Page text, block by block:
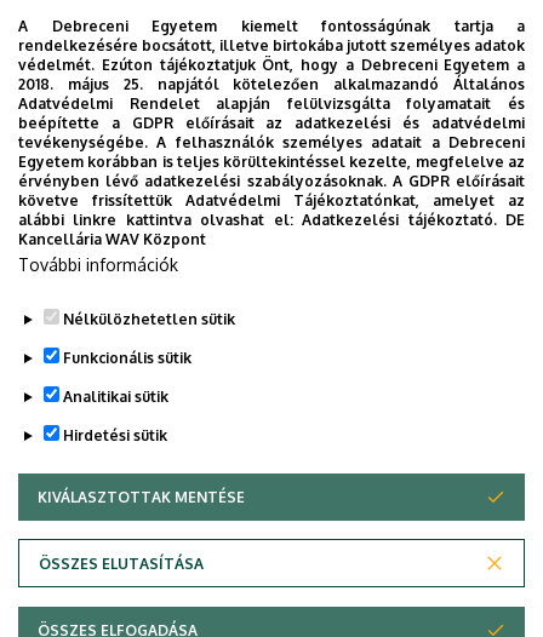
részére.
A pályázati feltételek aDr. Szabó Tamás Díj Szabályzatba n
megtalálhatók.
A beérkezés határideje:2026. július 02. (csütörtök) 10⁰⁰
óra
Pályázat leadásának helye személyesen, vagy postán:
HBV Mérnöki Kamara 4024 Debrecen, Rákóczi u. 28-32.
Beadással kapcsolatos konzultáció: Dr. Liska András +36
Legutóbbi frissítés: 2026. 05. 28. 12:38
Adatvédelem
A Debreceni Egyetem kiemelt fontosságúnak tartja a
rendelkezésére bocsátott, illetve birtokába jutott személyes adatok
védelmét. Ezúton tájékoztatjuk Önt, hogy a Debreceni Egyetem a
2018. május 25. napjától kötelezően alkalmazandó Általános
Adatvédelmi Rendelet alapján felülvizsgálta folyamatait és
beépítette a GDPR előírásait az adatkezelési és adatvédelmi
tevékenységébe. A felhasználók személyes adatait a Debreceni
Egyetem korábban is teljes körültekintéssel kezelte, megfelelve az
érvényben lévő adatkezelési szabályozásoknak. A GDPR előírásait
követve frissítettük Adatvédelmi Tájékoztatónkat, amelyet az
alábbi linkre kattintva olvashat el:Adatkezelési tájékoztató. DE
Kancellária WAV Központ
További információk
Nélkülözhetetlen sütik
Funkcionális sütik
Analitikai sütik
Hirdetési sütik
KIVÁLASZTOTTAK MENTÉSE
ÖSSZES ELUTASÍTÁSA
WITHDRAW CONSENT
ÖSSZES ELFOGADÁSA